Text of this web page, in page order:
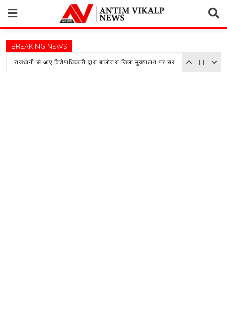
content
BREAKING NEWS
राजधानी से आए विशेषाधिकारी द्वारा बालोतरा जिला मुख्यालय पर सरकारी अस्पताल का किया औचक निरीक्षण